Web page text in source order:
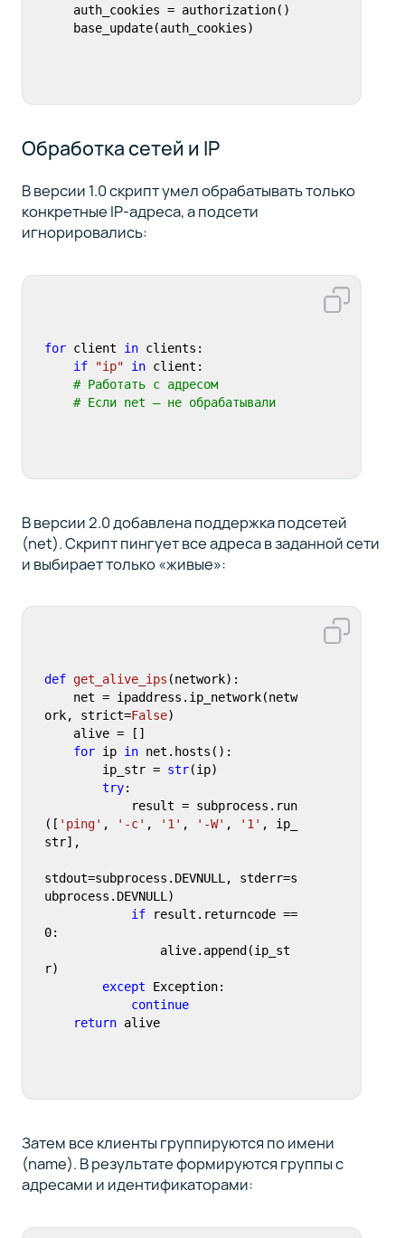
    base_update(auth_cookies)
Обработка сетей и IP
В версии 1.0 скрипт умел обрабатывать только
конкретные IP-адреса, а подсети
игнорировались:
for client in clients:
if
"ip" in client:
# Работать с адресом
# Если net — не обрабатывали
В версии 2.0 добавлена поддержка подсетей
(net). Скрипт пингует все адреса в заданной сети
и выбирает только «живые»:
def get_alive_ips (network):
ork, strict=False)
for ip in net.hosts():
        ip_str =
str(ip)
try:
([ 'ping' , '-c' , '1' , '-W' , '1' , ip_
str],
stdout=subprocess.DEVNULL, stderr=s
ubprocess.DEVNULL)
if
result.returncode ==
0:
r)
except Exception:
continue
return alive
Затем все клиенты группируются по имени
(name). В результате формируются группы с
адресами и идентификаторами: